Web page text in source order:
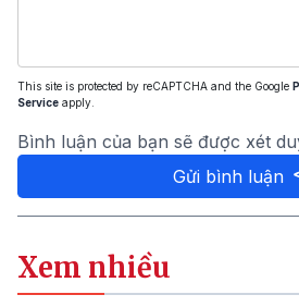
This site is protected by reCAPTCHA and the Google
Service apply.
Bình luận của bạn sẽ được xét
Gửi bình luận
Xem nhiều